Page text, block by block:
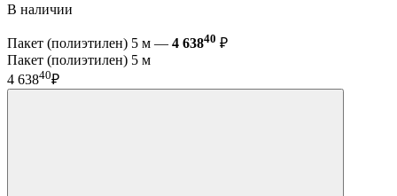
В наличии
Пакет (полиэтилен) 5 м — 4 63840 ₽
Пакет (полиэтилен) 5 м
4 63840₽